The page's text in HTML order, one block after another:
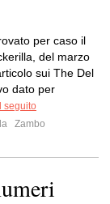
per caso il
del marzo
sui The Del
dato per
seguito
Zambo